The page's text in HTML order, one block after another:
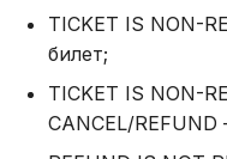
TICKET IS NON-
билет;
TICKET IS NON-
CANCEL/